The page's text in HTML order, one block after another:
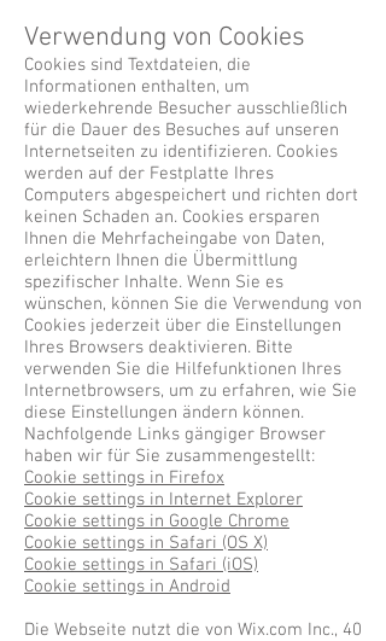
Verwendung von Cookies
Cookies sind Textdateien, die
Informationen enthalten, um
wiederkehrende Besucher ausschließlich
für die Dauer des Besuches auf unseren
Internetseiten zu identifizieren. Cookies
werden auf der Festplatte Ihres
Computers abgespeichert und richten dort
keinen Schaden an. Cookies ersparen
Ihnen die Mehrfacheingabe von Daten,
erleichtern Ihnen die Übermittlung
spezifischer Inhalte. Wenn Sie es
wünschen, können Sie die Verwendung von
Cookies jederzeit über die Einstellungen
Ihres Browsers deaktivieren. Bitte
verwenden Sie die Hilfefunktionen Ihres
Internetbrowsers, um zu erfahren, wie Sie
diese Einstellungen ändern können.
Nachfolgende Links gängiger Browser
haben wir für Sie zusammengestellt:
Cookie settings in Firefox
Cookie settings in Internet Explorer
Cookie settings in Google Chrome
Cookie settings in Safari (OS X)
Cookie settings in Safari (iOS)
Cookie settings in Android
Die Webseite nutzt die von Wix.com Inc., 40